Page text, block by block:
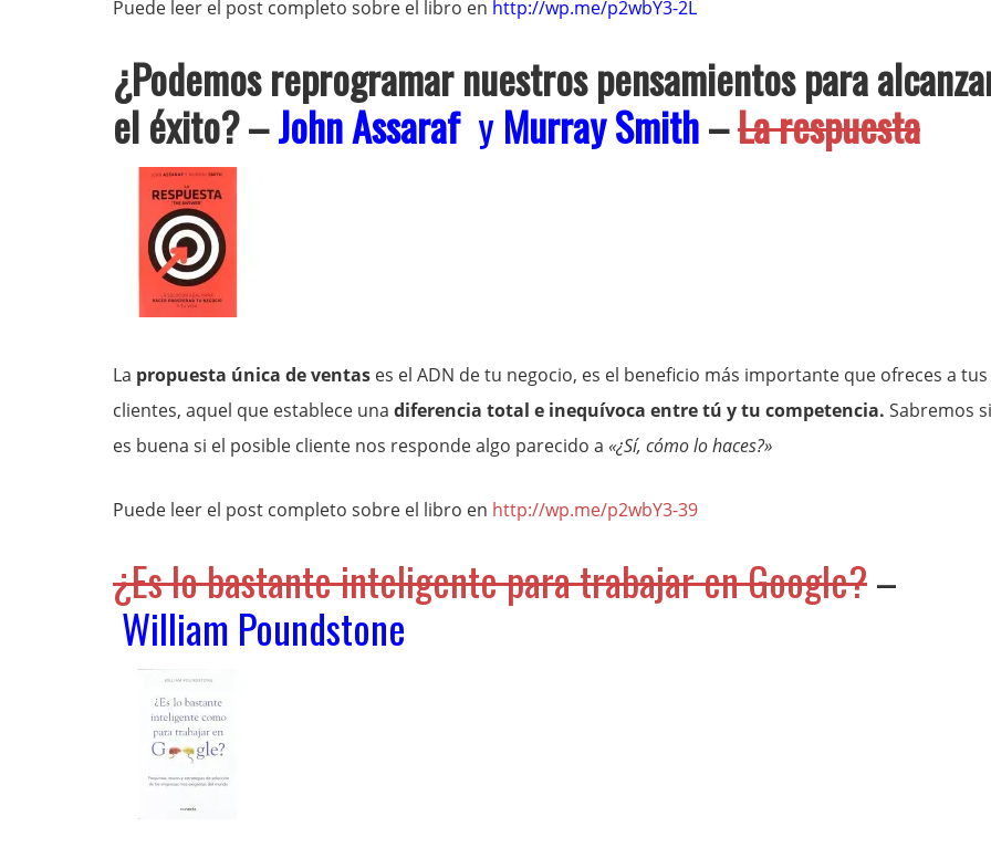
Puede leer el post completo sobre el libro en http://wp.me/p2wbY3-2L
¿Podemos reprogramar nuestros pensamientos para
el éxito?–John Assaraf yMurray Smith–La respuesta
La propuesta única de ventas es el ADN de tu negocio, es el beneficio más importante que ofreces a tus
clientes, aquel que establece una diferencia total e inequívoca entre tú y tu competencia. Sabremos si
es buena si el posible cliente nos responde algo parecido a «¿Sí, cómo lo haces?»
Puede leer el post completo sobre el libro en http://wp.me/p2wbY3-39
¿Es lo bastante inteligente para trabajar en Google?–
William Poundstone